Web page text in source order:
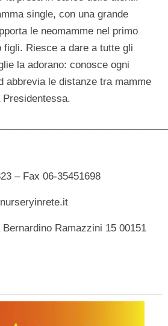
single, con una grande
le neomamme nel primo
figli. Riesce a dare a tutte gli
la adorano: conosce ogni
abbrevia le distanze tra mamme
– Fax 06-35451698
Ramazzini 15 00151